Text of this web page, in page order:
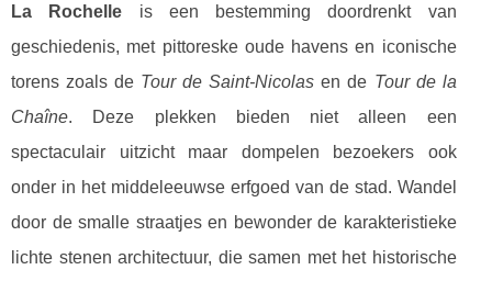
La Rochelle is een bestemming doordrenkt van
geschiedenis, met pittoreske oude havens en iconische
torens zoals de Tour de Saint-Nicolas en de Tour de la
Chaîne. Deze plekken bieden niet alleen een
spectaculair uitzicht maar dompelen bezoekers ook
onder in het middeleeuwse erfgoed van de stad. Wandel
door de smalle straatjes en bewonder de karakteristieke
lichte stenen architectuur, die samen met het historische